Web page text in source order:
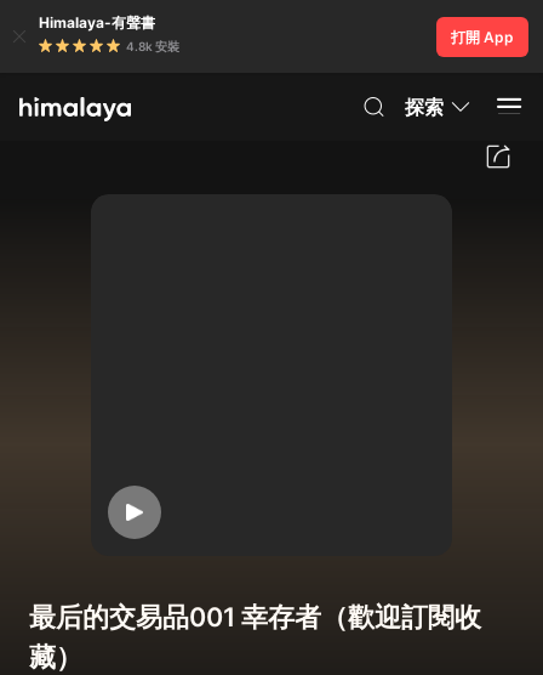
Himalaya-有聲書
4.8k 安裝
打開 App
探索
最后的交易品001 幸存者（歡迎訂閱收
藏）